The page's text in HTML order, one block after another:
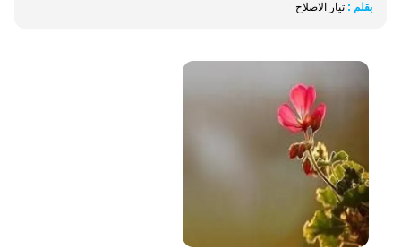
بقلم : تيار الاصلاح